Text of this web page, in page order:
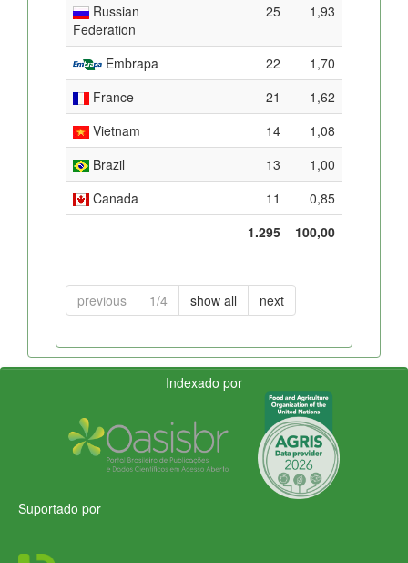
Russian
Federation
25 1,93
Embrapa 22
1,70
France
21
1,62
Vietnam
14
1,08
Brazil
13
1,00
Canada
11
0,85
1.295
100,00
previous 1/4 show all next
Indexado por
Suportado por